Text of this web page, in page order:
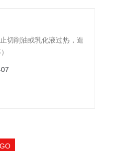
切削油或乳化液过热，造